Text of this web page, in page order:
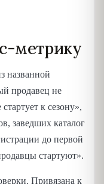
метрику
названной
продавец не
к сезону»,
заведших каталог
до первой
стартуют».
Привязана к